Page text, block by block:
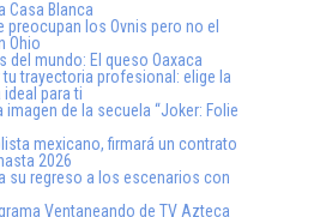
Casa Blanca
preocupan los Ovnis pero no el
Ohio
del mundo: El queso Oaxaca
tu trayectoria profesional: elige la
para ti
imagen de la secuela “Joker: Folie
mexicano, firmará un contrato
2026
su regreso a los escenarios con
Ventaneando de TV Azteca